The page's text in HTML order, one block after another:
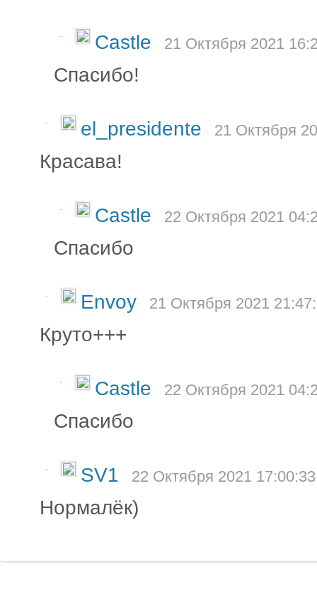
- Castle 21 Октября 2021
Спасибо!
- el_presidente 21 Октября
Красава!
- Castle 22 Октября 2021
Спасибо
- Envoy 21 Октября 2021
Круто+++
- Castle 22 Октября 2021
Спасибо
- SV1 22 Октября 2021 17:00:33
Нормалёк)